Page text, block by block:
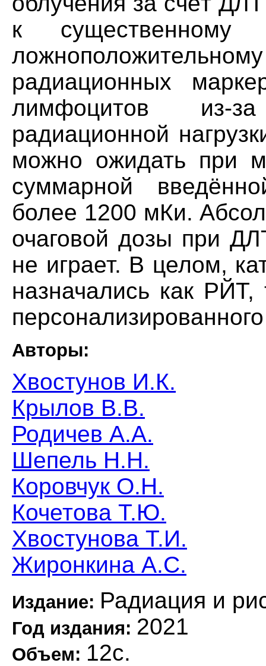
к
радиационных
лимфоцитов из-
радиационной
можно ожидать при
суммарной
более 1200 мКи.
очаговой дозы при
не играет. В целом,
назначались как
Авторы:
Хвостунов И.К.
Крылов В.В.
Родичев А.А.
Шепель Н.Н.
Коровчук О.Н.
Кочетова Т.Ю.
Хвостунова Т.И.
Жиронкина А.С.
Издание: Радиация и
Год издания: 2021
Объем: 12с.